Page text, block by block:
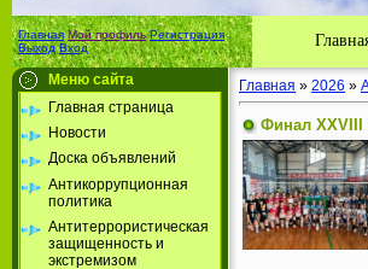
Главная Мой профиль Регистрация
Выход Вход
Меню сайта
Главная страница
Новости
Доска объявлений
Антикоррупционная
политика
Антитеррористическая
защищенность и
экстремизом
Главная » 2026 »
Финал XXVIII